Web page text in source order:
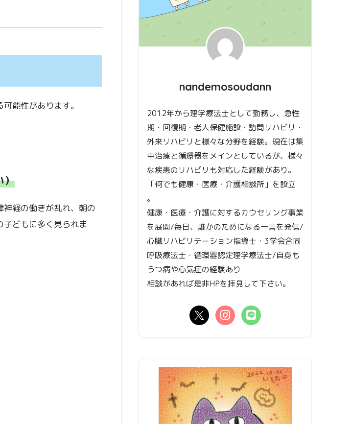
能性があります。
）
経の働きが乱れ、朝の
どもに多く見られま
nandemosoudann
2012年から理学療法士として勤務し、急性
期・回復期・老人保健施設・訪問リハビリ・
外来リハビリと様々な分野を経験。現在は集
中治療と循環器をメインとしているが、様々
な疾患のリハビリも対応した経験があり。
「何でも健康・医療・介護相談所」を設立
。
健康・医療・介護に対するカウセリング事業
を展開/毎日、誰かのためになる一言を発信/
心臓リハビリテーション指導士・3学会合同
呼吸療法士・循環器認定理学療法士/自身も
うつ病や心気症の経験あり
相談があれば是非HPを拝見して下さい。